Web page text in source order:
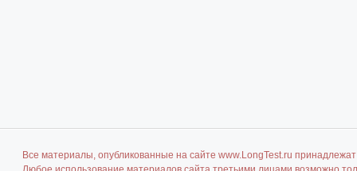
Все материалы, опубликованные на сайте www.LongTest.ru